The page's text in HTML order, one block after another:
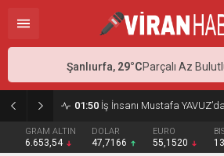
02:15 Murat Bardakçı, “50 Yıllık Dostu” İlber
GRAM ALTIN
6.653,54
DOLAR
47,7166
EURO
55,1520
Şanlıurfa, 29°CParçalı Az